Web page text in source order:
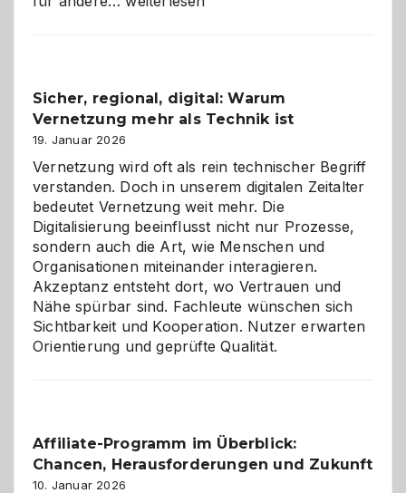
ein
dreifaches
Alaaf!
Sicher, regional, digital: Warum
Vernetzung mehr als Technik ist
19. Januar 2026
Vernetzung wird oft als rein technischer Begriff
verstanden. Doch in unserem digitalen Zeitalter
bedeutet Vernetzung weit mehr. Die
Digitalisierung beeinflusst nicht nur Prozesse,
sondern auch die Art, wie Menschen und
Organisationen miteinander interagieren.
Akzeptanz entsteht dort, wo Vertrauen und
Nähe spürbar sind. Fachleute wünschen sich
Sichtbarkeit und Kooperation. Nutzer erwarten
Orientierung und geprüfte Qualität.
Affiliate-Programm im Überblick:
Chancen, Herausforderungen und Zukunft
10. Januar 2026